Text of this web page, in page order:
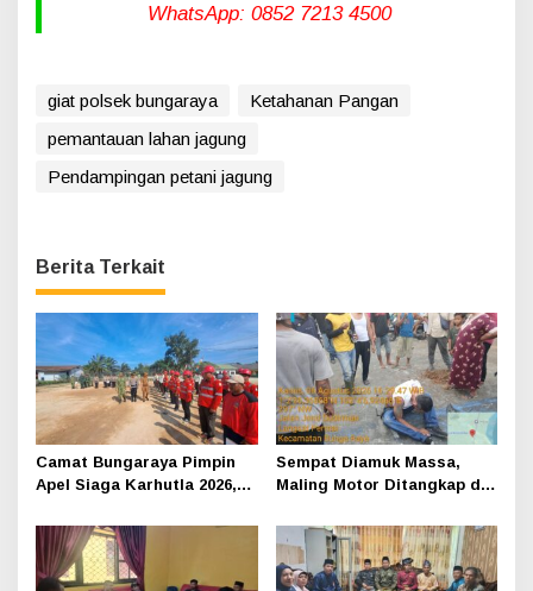
WhatsApp: 0852 7213 4500
giat polsek bungaraya
Ketahanan Pangan
pemantauan lahan jagung
Pendampingan petani jagung
Berita Terkait
Camat Bungaraya Pimpin
Apel Siaga Karhutla 2026,
Perusahaan dan
Masyarakat Dikuatkan
Sempat Diamuk Massa,
Maling Motor Ditangkap di